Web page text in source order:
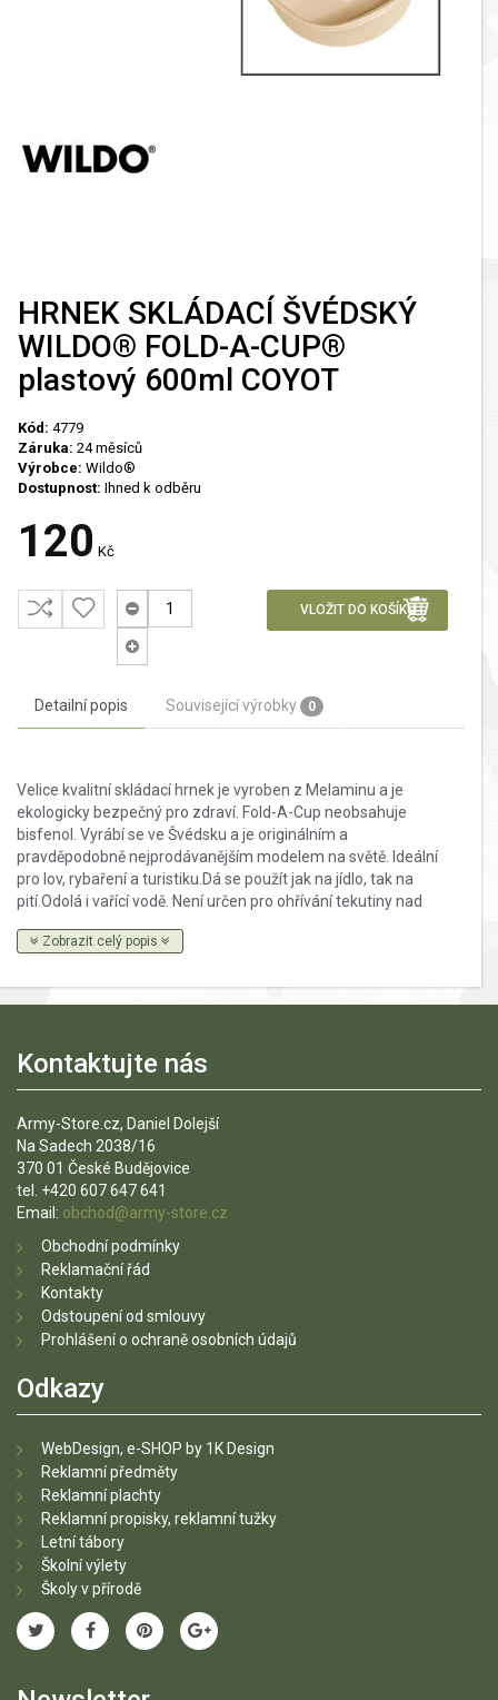
HRNEK SKLÁDACÍ ŠVÉDSKÝ
WILDO® FOLD-A-CUP®
plastový 600ml COYOT
Kód: 4779
Záruka: 24 měsíců
Výrobce: Wildo®
Dostupnost: Ihned k odběru
120 Kč
VLOŽIT DO KOŠÍKU
Detailní popis Související výrobky 0
Velice kvalitní skládací hrnek je vyroben z Melaminu a je
ekologicky bezpečný pro zdraví. Fold-A-Cup neobsahuje
bisfenol. Vyrábí se ve Švédsku a je originálním a
pravděpodobně nejprodávanějším modelem na světě. Ideální
pro lov, rybaření a turistiku.Dá se použít jak na jídlo, tak na
pití.Odolá i vařící vodě. Není určen pro ohřívání tekutiny nad
Velikost hrnku ve složeném stavu: 11 x 10 x 7 cm. Hmotnost:
Zobrazit celý popis
Kontaktujte nás
Army-Store.cz, Daniel Dolejší
Na Sadech 2038/16
370 01 České Budějovice
tel. +420 607 647 641
Email: obchod@army-store.cz
Obchodní podmínky
Reklamační řád
Kontakty
Odstoupení od smlouvy
Prohlášení o ochraně osobních údajů
Odkazy
WebDesign, e-SHOP by 1K Design
Reklamní předměty
Reklamní plachty
Reklamní propisky, reklamní tužky
Letní tábory
Školní výlety
Školy v přírodě